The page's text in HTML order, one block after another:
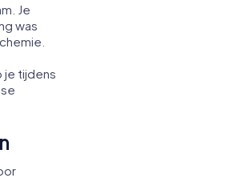
Je
was
je tijdens